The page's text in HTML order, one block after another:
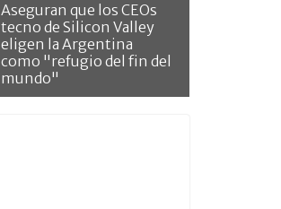
Aseguran que los CEOs
tecno de Silicon Valley
eligen la Argentina
como "refugio del fin del
mundo"